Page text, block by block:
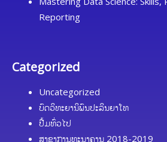
Reporting
Categorized
Uncategorized
ບົດວິທະຍານິພົນປະລິນຍາໂທ
ປື້ມທົ່ວໄປ
ສາຂາການທະນາຄານ 2018-2019